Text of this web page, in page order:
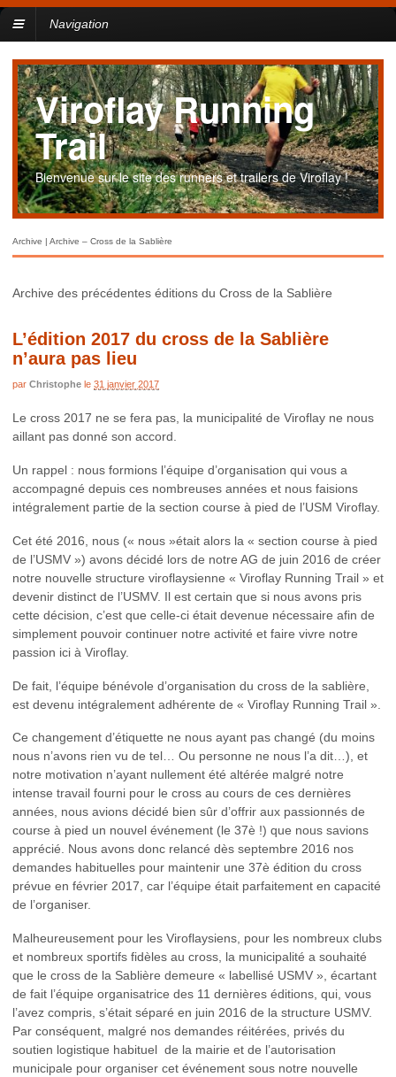
Navigation
Viroflay Running
Trail
Bienvenue sur le site des runners et trailers de Viroflay !
Archive | Archive – Cross de la Sablière
Archive des précédentes éditions du Cross de la Sablière
L’édition 2017 du cross de la Sablière
n’aura pas lieu
par Christophe le 31 janvier 2017
Le cross 2017 ne se fera pas, la municipalité de Viroflay ne nous
aillant pas donné son accord.
Un rappel : nous formions l’équipe d’organisation qui vous a
accompagné depuis ces nombreuses années et nous faisions
intégralement partie de la section course à pied de l’USM Viroflay.
Cet été 2016, nous (« nous »était alors la « section course à pied
de l’USMV ») avons décidé lors de notre AG de juin 2016 de créer
notre nouvelle structure viroflaysienne « Viroflay Running Trail » et
devenir distinct de l’USMV. Il est certain que si nous avons pris
cette décision, c’est que celle-ci était devenue nécessaire afin de
simplement pouvoir continuer notre activité et faire vivre notre
passion ici à Viroflay.
De fait, l’équipe bénévole d’organisation du cross de la sablière,
est devenu intégralement adhérente de « Viroflay Running Trail ».
Ce changement d’étiquette ne nous ayant pas changé (du moins
nous n’avons rien vu de tel… Ou personne ne nous l’a dit…), et
notre motivation n’ayant nullement été altérée malgré notre
intense travail fourni pour le cross au cours de ces dernières
années, nous avions décidé bien sûr d’offrir aux passionnés de
course à pied un nouvel événement (le 37è !) que nous savions
apprécié. Nous avons donc relancé dès septembre 2016 nos
demandes habituelles pour maintenir une 37è édition du cross
prévue en février 2017, car l’équipe était parfaitement en capacité
de l’organiser.
Malheureusement pour les Viroflaysiens, pour les nombreux clubs
et nombreux sportifs fidèles au cross, la municipalité a souhaité
que le cross de la Sablière demeure « labellisé USMV », écartant
de fait l’équipe organisatrice des 11 dernières éditions, qui, vous
l’avez compris, s’était séparé en juin 2016 de la structure USMV.
Par conséquent, malgré nos demandes réitérées, privés du
soutien logistique habituel de la mairie et de l’autorisation
municipale pour organiser cet événement sous notre nouvelle